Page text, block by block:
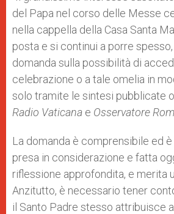
del Papa nel corso delle Messe
nella cappella della Casa Santa
posta e si continui a porre
domanda sulla possibilità di
celebrazione o a tale omelia in
solo tramite le sintesi pubblicate
Radio Vaticana e Osservatore
La domanda è comprensibile ed
presa in considerazione e fatta
riflessione approfondita, e merita
Anzitutto, è necessario tener
il Santo Padre stesso attribuisce